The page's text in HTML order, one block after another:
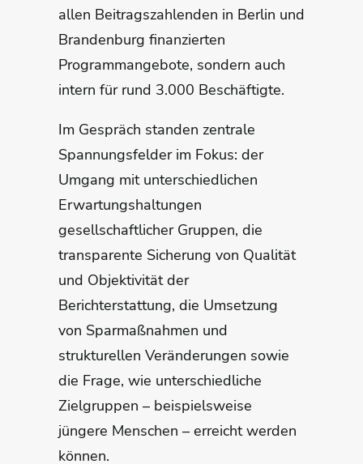
allen Beitragszahlenden in Berlin und
Brandenburg finanzierten
Programmangebote, sondern auch
intern für rund 3.000 Beschäftigte.
Im Gespräch standen zentrale
Spannungsfelder im Fokus: der
Umgang mit unterschiedlichen
Erwartungshaltungen
gesellschaftlicher Gruppen, die
transparente Sicherung von Qualität
und Objektivität der
Berichterstattung, die Umsetzung
von Sparmaßnahmen und
strukturellen Veränderungen sowie
die Frage, wie unterschiedliche
Zielgruppen – beispielsweise
jüngere Menschen – erreicht werden
können.